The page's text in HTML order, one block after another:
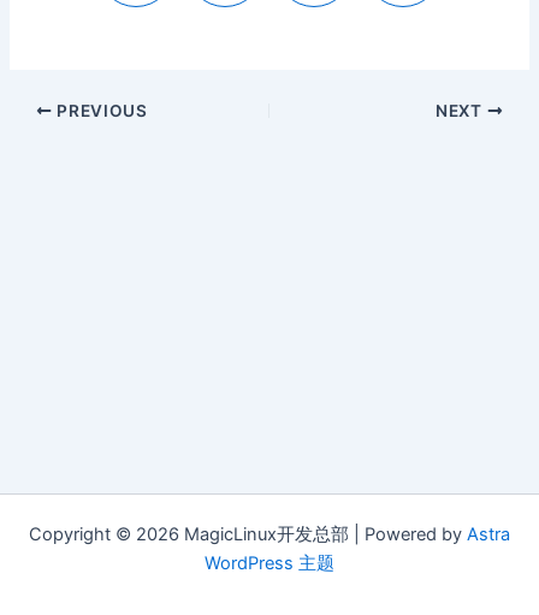
PREVIOUS NEXT
Copyright © 2026 MagicLinux开发总部 | Powered by Astra
WordPress 主题